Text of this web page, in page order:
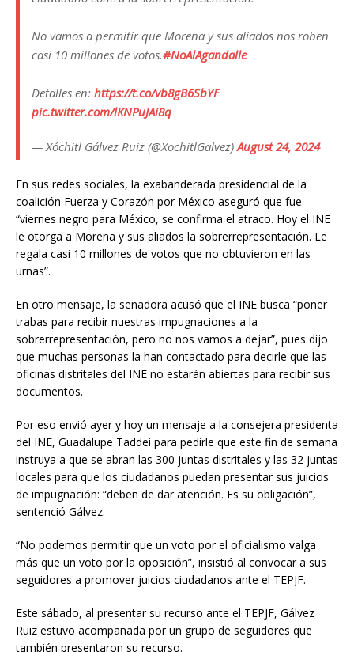
No vamos a permitir que Morena y sus aliados nos roben
casi 10 millones de votos.#NoAlAgandalle
Detalles en: https://t.co/vb8gB6SbYF
pic.twitter.com/lKNPuJAi8q
— Xóchitl Gálvez Ruiz (@XochitlGalvez)August 24, 2024
En sus redes sociales, la exabanderada presidencial de la
coalición Fuerza y Corazón por México aseguró que fue
“viernes negro para México, se confirma el atraco. Hoy el INE
le otorga a Morena y sus aliados la sobrerrepresentación. Le
regala casi 10 millones de votos que no obtuvieron en las
urnas”.
En otro mensaje, la senadora acusó que el INE busca “poner
trabas para recibir nuestras impugnaciones a la
sobrerrepresentación, pero no nos vamos a dejar”, pues dijo
que muchas personas la han contactado para decirle que las
oficinas distritales del INE no estarán abiertas para recibir sus
documentos.
Por eso envió ayer y hoy un mensaje a la consejera presidenta
del INE, Guadalupe Taddei para pedirle que este fin de semana
instruya a que se abran las 300 juntas distritales y las 32 juntas
locales para que los ciudadanos puedan presentar sus juicios
de impugnación: “deben de dar atención. Es su obligación”,
sentenció Gálvez.
“No podemos permitir que un voto por el oficialismo valga
más que un voto por la oposición”, insistió al convocar a sus
seguidores a promover juicios ciudadanos ante el TEPJF.
Este sábado, al presentar su recurso ante el TEPJF, Gálvez
Ruiz estuvo acompañada por un grupo de seguidores que
también presentaron su recurso.